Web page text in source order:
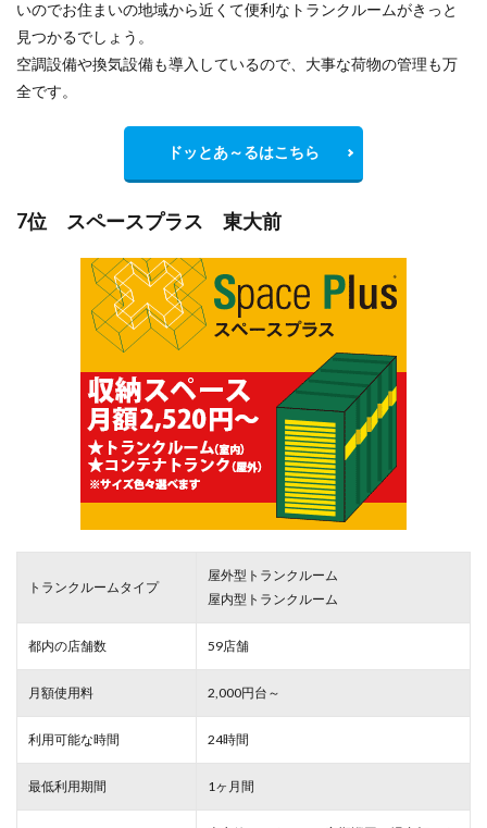
いのでお住まいの地域から近くて便利なトランクルームがきっと
見つかるでしょう。
空調設備や換気設備も導入しているので、大事な荷物の管理も万
全です。
ドッとあ～るはこちら
7位 スペースプラス 東大前
トランクルームタイプ
屋外型トランクルーム
屋内型トランクルーム
都内の店舗数 59店舗
月額使用料 2,000円台～
利用可能な時間 24時間
最低利用期間 1ヶ月間